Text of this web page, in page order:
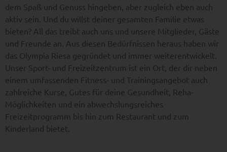
dem Spaß und Genuss hingeben, aber zugleich eben auch
aktiv sein. Und du willst deiner gesamten Familie etwas
bieten? All das treibt auch uns und unsere Mitglieder, Gäste
und Freunde an. Aus diesen Bedürfnissen heraus haben wir
das Olympia Riesa gegründet und immer weiterentwickelt.
Unser Sport- und Freizeitzentrum ist ein Ort, der dir neben
einem umfassenden Fitness- und Trainingsangebot auch
zahlreiche Kurse, Gutes für deine Gesundheit, Reha-
Möglichkeiten und ein abwechslungsreiches
Freizeitprogramm bis hin zum Restaurant und zum
Kinderland bietet.